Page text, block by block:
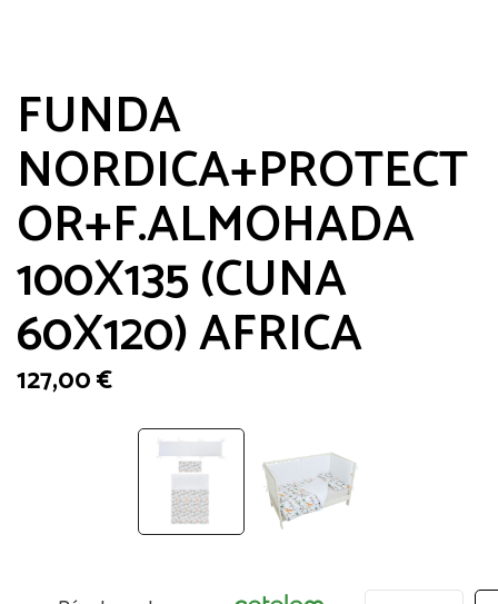
FUNDA
NORDICA+PROTECT
OR+F.ALMOHADA
100X135 (CUNA
60X120) AFRICA
127,00€